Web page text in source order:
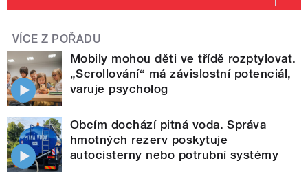
VÍCE Z POŘADU
Mobily mohou děti ve třídě rozptylovat.
„Scrollování“ má závislostní potenciál,
varuje psycholog
Obcím dochází pitná voda. Správa
hmotných rezerv poskytuje
autocisterny nebo potrubní systémy